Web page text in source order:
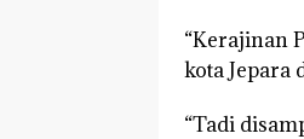
“Kerajinan
kota
“Tadi